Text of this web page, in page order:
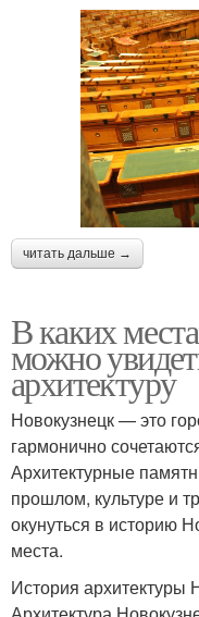
читать дальше →
В каких
можно
архитектуру
Новокузнецк — это
гармонично
Архитектурные
прошлом, культуре и
окунуться в историю
места.
История архитектуры